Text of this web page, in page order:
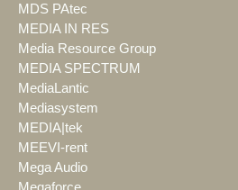
MDS PAtec
MEDIA IN RES
Media Resource Group
MEDIA SPECTRUM
MediaLantic
Mediasystem
MEDIA|tek
MEEVI-rent
Mega Audio